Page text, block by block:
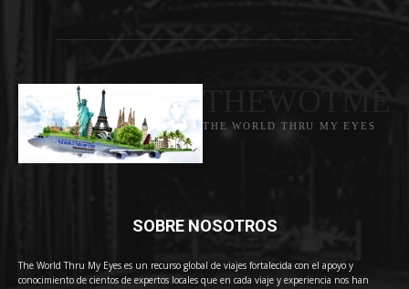
THE WORLD THRU MY EYES
SOBRE NOSOTROS
The World Thru My Eyes es un recurso global de viajes fortalecida con el apoyo y
conocimiento de cientos de expertos locales que en cada viaje y experiencia nos han